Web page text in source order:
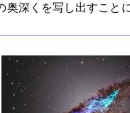
奥深くを写し出すこと